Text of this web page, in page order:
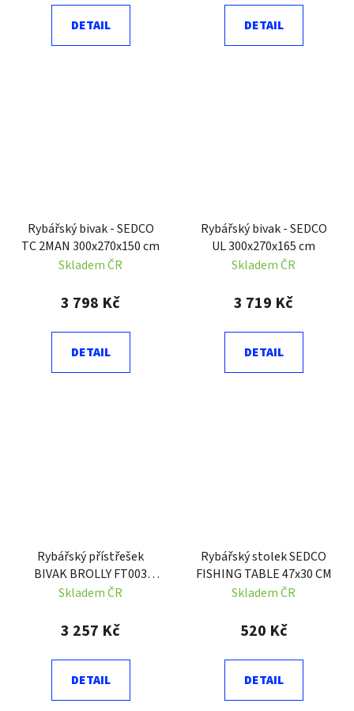
DETAIL DETAIL
Rybářský bivak - SEDCO
TC 2MAN 300x270x150 cm
Skladem ČR
3 798 Kč
DETAIL
Rybářský bivak - SEDCO
UL 300x270x165 cm
Skladem ČR
3 719 Kč
DETAIL
Rybářský přístřešek
BIVAK BROLLY FT003
60IN
Skladem ČR
3 257 Kč
DETAIL
Rybářský stolek SEDCO
FISHING TABLE 47x30 CM
Skladem ČR
520 Kč
DETAIL